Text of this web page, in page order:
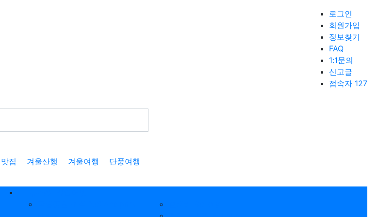
로그인
회원가입
정보찾기
FAQ
1:1문의
신고글
접속자 127
맛집 겨울산행 겨울여행 단풍여행